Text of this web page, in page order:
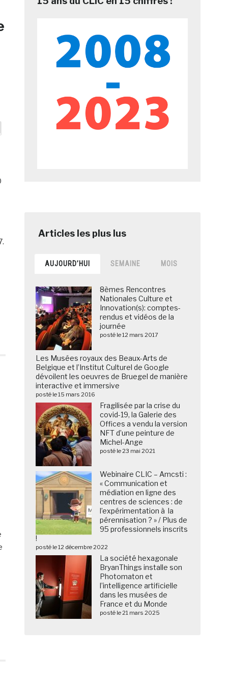
AUJOURD’HUI SEMAINE MOIS
8èmes Rencontres
Nationales Culture et
Innovation(s): comptes-
rendus et vidéos de la
journée
posté le 12 mars 2017
Les Musées royaux des Beaux-Arts de
Belgique et l’Institut Culturel de Google
dévoilent les oeuvres de Bruegel de manière
interactive et immersive
posté le 15 mars 2016
Fragilisée par la crise du
covid-19, la Galerie des
Offices a vendu la version
NFT d’une peinture de
Michel-Ange
posté le 23 mai 2021
Webinaire CLIC – Amcsti :
« Communication et
médiation en ligne des
centres de sciences : de
l’expérimentation à la
pérennisation ? » / Plus de
95 professionnels inscrits
!
posté le 12 décembre 2022
La société hexagonale
BryanThings installe son
Photomaton et
l’intelligence artificielle
dans les musées de
France et du Monde
posté le 21 mars 2025